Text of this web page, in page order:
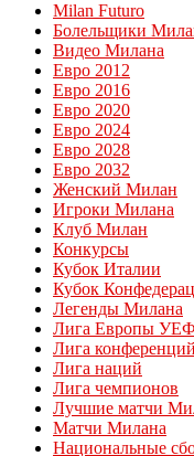
Milan Futuro
Болельщики
Видео Милана
Евро 2012
Евро 2016
Евро 2020
Евро 2024
Евро 2028
Евро 2032
Женский Милан
Игроки Милана
Клуб Милан
Конкурсы
Кубок Италии
Кубок
Легенды Милана
Лига Европы
Лига конференций
Лига наций
Лига чемпионов
Лучшие матчи
Матчи Милана
Национальные